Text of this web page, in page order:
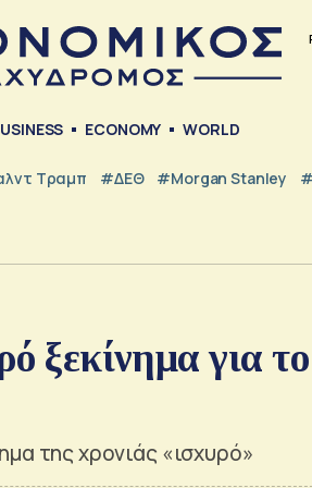
ECONOMY WORLD
Τραμπ #ΔΕΘ #Morgan Stanley
ξεκίνημα για το
της χρονιάς «ισχυρό»